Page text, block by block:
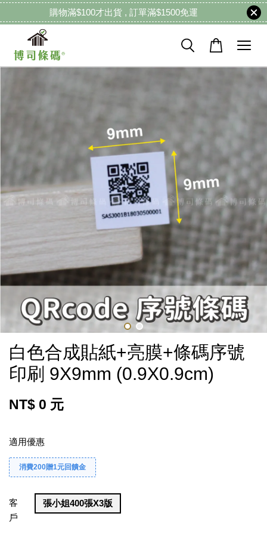
購物滿$100才出貨 , 訂單滿$1500免運
白色合成貼紙+亮膜+條碼序號
印刷 9X9mm (0.9X0.9cm)
NT$ 0 元
適用優惠
消費200贈1元回饋金
客
戶
張小姐400張X3版